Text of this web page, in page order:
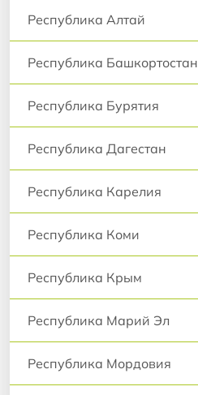
Республика Алтай
Республика Башкортостан
Республика Бурятия
Республика Дагестан
Республика Карелия
Республика Коми
Республика Крым
Республика Марий Эл
Республика Мордовия